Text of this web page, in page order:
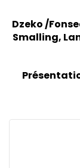
Dzeko /
Smalling,